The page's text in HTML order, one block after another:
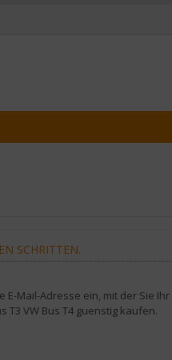
SCHRITTEN.
Mail-Adresse ein, mit der Sie Ihr
T3 VW Bus T4 guenstig kaufen.